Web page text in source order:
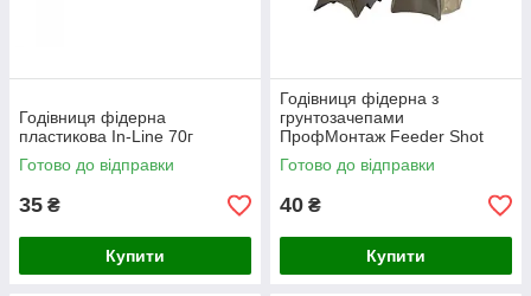
Годівниця фідерна
пластикова In-Line 70г
Готово до відправки
35 ₴
Купити
Годівниця фідерна з
грунтозачепами
ПрофМонтаж Feeder Shot
Stream 70г
Готово до відправки
40 ₴
Купити